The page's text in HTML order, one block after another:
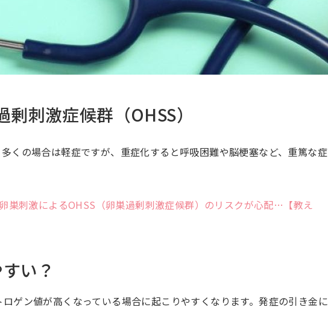
刺激症候群（OHSS）
くの場合は軽症ですが、重症化すると呼吸困難や脳梗塞など、重篤な症
巣刺激によるOHSS（卵巣過剰刺激症候群）のリスクが心配…【教え
い？
ゲン値が高くなっている場合に起こりやすくなります。発症の引き金に